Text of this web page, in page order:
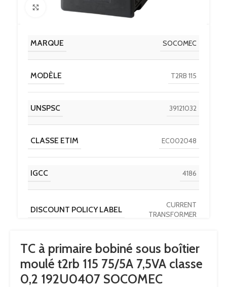
Click to enlarge
MARQUE SOCOMEC
MODÈLE T2RB 115
UNSPSC 39121032
CLASSE ETIM EC002048
IGCC 4186
DISCOUNT POLICY LABEL
CURRENT
TRANSFORMER
PAYS D'ORIGINE DE
OUVERTURE Primary wounded
TC à primaire bobiné sous boîtier
moulé t2rb 115 75/5A 7,5VA classe
0,2 192U0407 SOCOMEC